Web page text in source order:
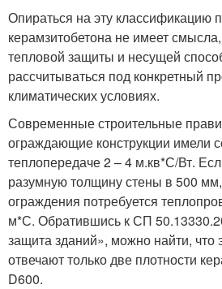
Опираться на эту классификацию
керамзитобетона не имеет
тепловой защиты и несущей
рассчитываться под конкретный
климатических условиях.
Современные строительные
ограждающие конструкции имели
теплопередаче 2 – 4 м.кв*С/Вт.
разумную толщину стены в 500
ограждения потребуется
м*С. Обратившись к СП
защита зданий», можно найти, что
отвечают только две плотности
D600.